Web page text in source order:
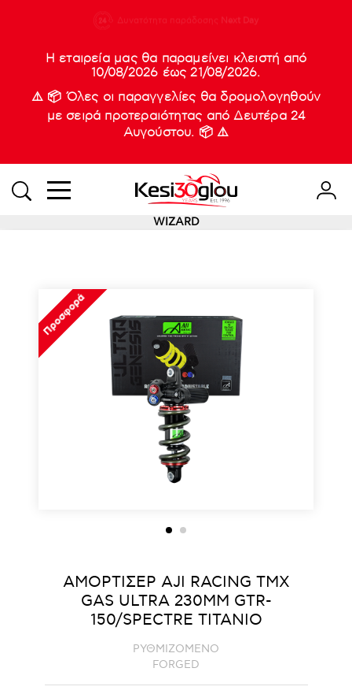
Δυνατότητα παράδοσης Next Day
Νέες
Η εταιρεία μας θα παραμείνει κλειστή από
10/08/2026 έως 21/08/2026.
⚠️ 📦 Όλες οι παραγγελίες θα δρομολογηθούν
με σειρά προτεραιότητας από Δευτέρα 24
Αυγούστου. 📦 ⚠️
WIZARD
Προσφορά
ΑΜΟΡΤΙΣΕΡ AJI RACING ΤΜΧ
GAS ULTRA 230MM GTR-
150/SPECTRE ΤΙΤΑΝΙΟ
ΡΥΘΜΙΖΟΜΕΝΟ
FORGED